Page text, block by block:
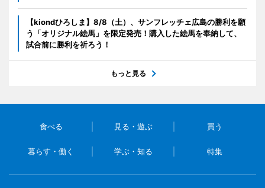
【kiondひろしま】8/8（土）、サンフレッチェ広島の勝利を願
う「オリジナル絵馬」を限定発売！購入した絵馬を奉納して、
試合前に勝利を祈ろう！
もっと見る
食べる 見る・遊ぶ 買う
暮らす・働く 学ぶ・知る 特集